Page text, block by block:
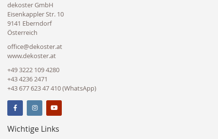
dekoster GmbH
Eisenkappler Str. 10
9141 Eberndorf
Österreich
office@dekoster.at
www.dekoster.at
+49 3222 109 4280
+43 4236 2471
+43 677 623 47 410 (WhatsApp)
Wichtige Links